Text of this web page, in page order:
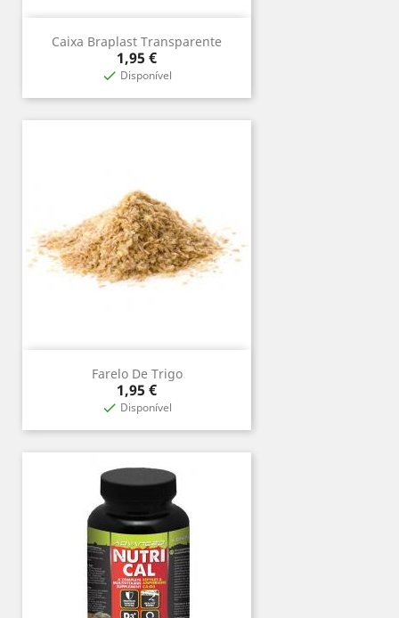
Caixa Braplast Transparente
Precio
1,95 €
 Disponível
Farelo De Trigo
Precio
1,95 €
 Disponível